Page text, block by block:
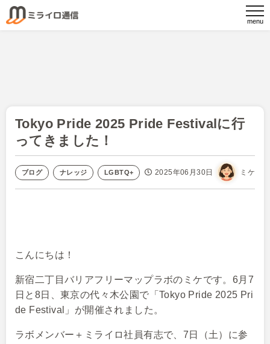
ブログ ナレッジ LGBTQ+ 2025年06月30日
Tokyo Pride 2025 Pride Festivalに行
ってきました！
ミケ
こんにちは！
新宿二丁目バリアフリーマップラボのミケです。6月7
日と8日、東京の代々木公園で「Tokyo Pride 2025 Pri
de Festival」が開催されました。
ラボメンバー＋ミライロ社員有志で、7日（土）に参